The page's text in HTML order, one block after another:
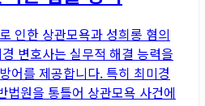
인한 상관모욕과 성희롱 혐의
변호사는 실무적 해결 능력을
어를 제공합니다. 특히 최미경
법원을 통틀어 상관모욕 사건에